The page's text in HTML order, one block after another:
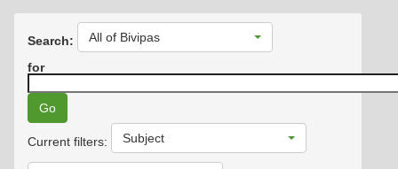
Search: All of Bivipas
for
Current filters: Subject